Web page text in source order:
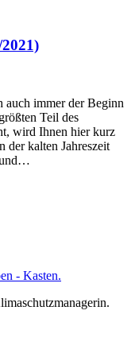
auch immer der Beginn
Teil des
wird Ihnen hier kurz
der kalten Jahreszeit
und…